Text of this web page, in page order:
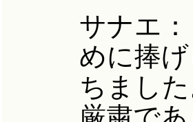
サナエ：
めに捧
ちました